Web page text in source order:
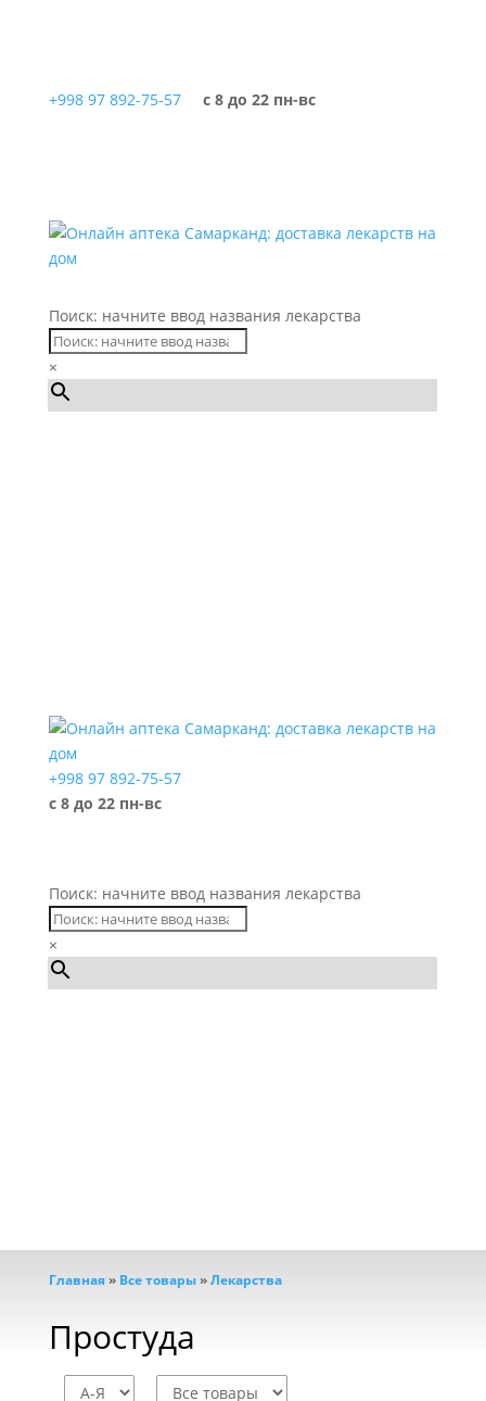
+998 97 892-75-57 с 8 до 22 пн-вс
Поиск: начните ввод названия лекарства
×
+998 97 892-75-57
с 8 до 22 пн-вс
Поиск: начните ввод названия лекарства
×
Главная» Все товары»Лекарства
Простуда